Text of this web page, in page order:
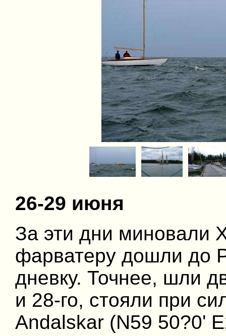
26-29 июня
За эти дни миновали
фарватеру дошли до
дневку. Точнее, шли
и 28-го, стояли при
Andalskar (N59 50?0'